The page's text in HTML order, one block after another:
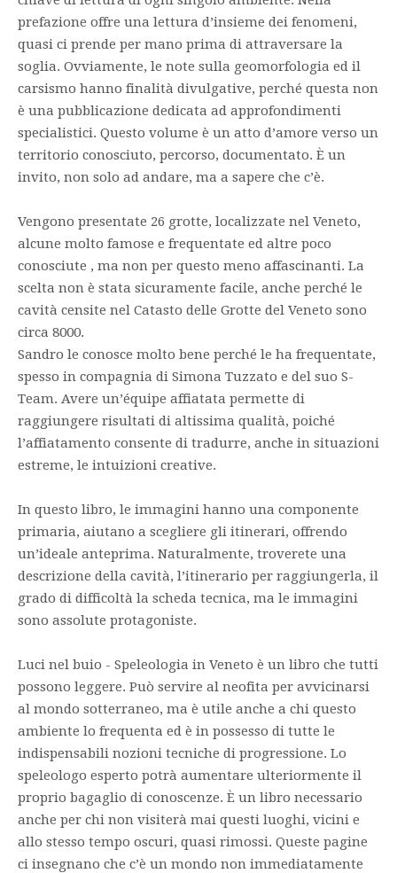
prefazione offre una lettura d’insieme dei fenomeni,
quasi ci prende per mano prima di attraversare la
soglia. Ovviamente, le note sulla geomorfologia ed il
carsismo hanno finalità divulgative, perché questa non
è una pubblicazione dedicata ad approfondimenti
specialistici. Questo volume è un atto d’amore verso un
territorio conosciuto, percorso, documentato. È un
invito, non solo ad andare, ma a sapere che c’è.
Vengono presentate 26 grotte, localizzate nel Veneto,
alcune molto famose e frequentate ed altre poco
conosciute , ma non per questo meno affascinanti. La
scelta non è stata sicuramente facile, anche perché le
cavità censite nel Catasto delle Grotte del Veneto sono
circa 8000.
Sandro le conosce molto bene perché le ha frequentate,
spesso in compagnia di Simona Tuzzato e del suo S-
Team. Avere un’équipe affiatata permette di
raggiungere risultati di altissima qualità, poiché
l’affiatamento consente di tradurre, anche in situazioni
estreme, le intuizioni creative.
In questo libro, le immagini hanno una componente
primaria, aiutano a scegliere gli itinerari, offrendo
un’ideale anteprima. Naturalmente, troverete una
descrizione della cavità, l’itinerario per raggiungerla, il
grado di difficoltà la scheda tecnica, ma le immagini
sono assolute protagoniste.
Luci nel buio - Speleologia in Veneto è un libro che tutti
possono leggere. Può servire al neofita per avvicinarsi
al mondo sotterraneo, ma è utile anche a chi questo
ambiente lo frequenta ed è in possesso di tutte le
indispensabili nozioni tecniche di progressione. Lo
speleologo esperto potrà aumentare ulteriormente il
proprio bagaglio di conoscenze. È un libro necessario
anche per chi non visiterà mai questi luoghi, vicini e
allo stesso tempo oscuri, quasi rimossi. Queste pagine
ci insegnano che c’è un mondo non immediatamente